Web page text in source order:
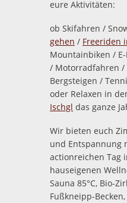
eure Aktivitäten:
ob Skifahren /
gehen / Freeriden
Mountainbiken /
/ Motorradfahren /
Bergsteigen /
oder Relaxen in
Ischgl das ganze
Wir bieten euch
und Entspannung
actionreichen Tag
hauseigenen
Sauna 85°C, Bio-
Fußkneipp-